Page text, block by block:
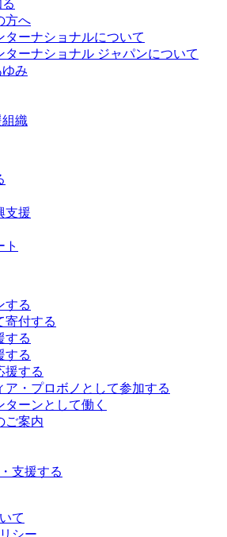
方へ
ターナショナルについて
ターナショナル ジャパンについて
み
織
支援
ト
する
寄付する
する
する
援する
ア・プロボノとして参加する
ターンとして働く
ご案内
支援する
て
シー